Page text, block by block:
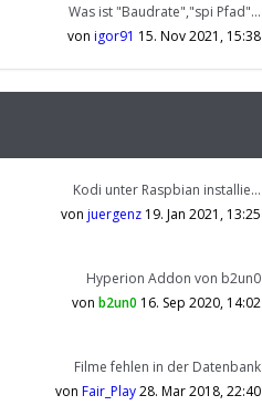
Was ist "Baudrate","spi Pfad"…
von igor91 15. Nov 2021, 15:38
Kodi unter Raspbian installie…
von juergenz 19. Jan 2021, 13:25
Hyperion Addon von b2un0
von b2un0 16. Sep 2020, 14:02
Filme fehlen in der Datenbank
von Fair_Play28. Mar 2018, 22:40